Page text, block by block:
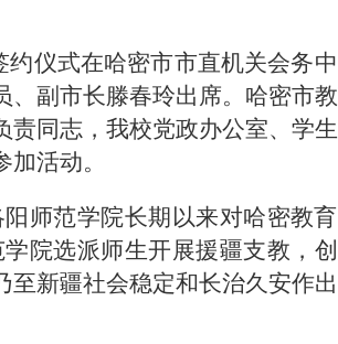
仪式在哈密市市直机关会务中
、副市长滕春玲出席。哈密市教
同志，我校党政办公室、学生
活动。
师范学院长期以来对哈密教育
院选派师生开展援疆支教，创
新疆社会稳定和长治久安作出